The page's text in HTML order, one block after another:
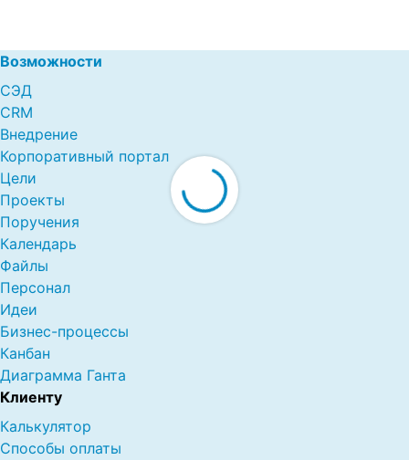
Возможности
СЭД
CRM
Внедрение
Корпоративный портал
Цели
Проекты
Поручения
Календарь
Файлы
Персонал
Идеи
Бизнес-процессы
Канбан
Диаграмма Ганта
Клиенту
Калькулятор
Способы оплаты